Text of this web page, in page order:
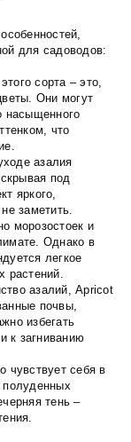
для садоводов:
сорта – это,
Они могут
насыщенного
что
азалия
под
яркого,
заметить.
морозостоек и
Однако в
легкое
растений.
азалий, Apricot
почвы,
избегать
к загниванию
чувствует себя в
тень –